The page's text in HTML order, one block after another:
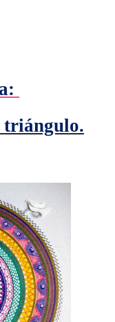
triángulo.